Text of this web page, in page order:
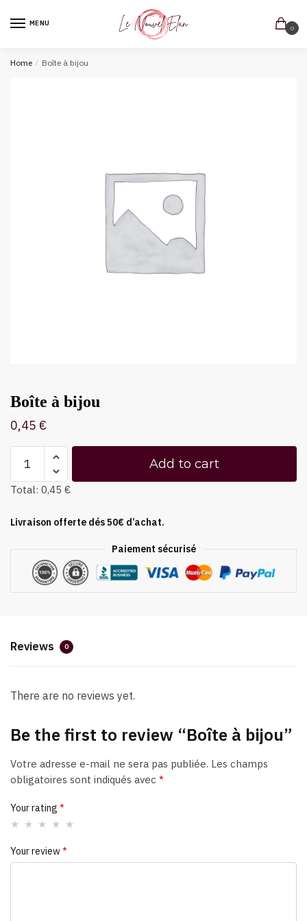
MENU
0
Home / Boîte à bijou
Boîte à bijou
0,45 €
Add to cart
Total: 0,45 €
Livraison offerte dés 50€ d’achat.
Paiement sécurisé
Reviews 0
There are no reviews yet.
Be the first to review “Boîte à bijou”
Votre adresse e-mail ne sera pas publiée. Les champs
obligatoires sont indiqués avec *
Your rating *
Your review*